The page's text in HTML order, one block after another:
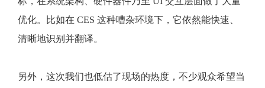
优化。比如在 CES 这种嘈杂环境下，它依然能快速、
清晰地识别并翻译。
另外，这次我们也低估了现场的热度，不少观众希望当